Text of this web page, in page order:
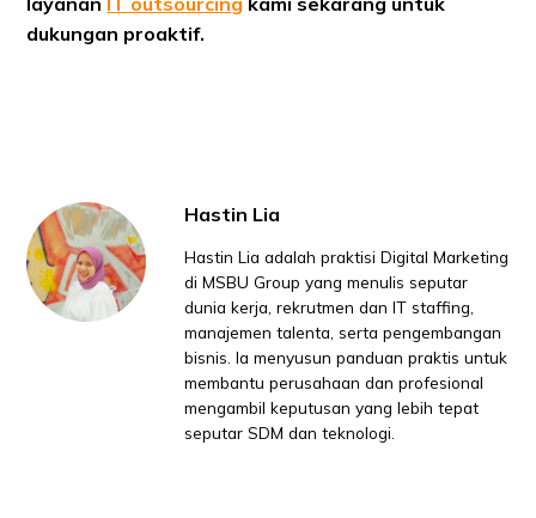
dukungan proaktif.
Hastin Lia
Hastin Lia adalah praktisi Digital Marketing
di MSBU Group yang menulis seputar
dunia kerja, rekrutmen dan IT staffing,
manajemen talenta, serta pengembangan
bisnis. Ia menyusun panduan praktis untuk
membantu perusahaan dan profesional
mengambil keputusan yang lebih tepat
seputar SDM dan teknologi.